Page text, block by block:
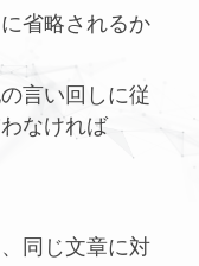
省略されるか
言い回しに従
なければ
同じ文章に対